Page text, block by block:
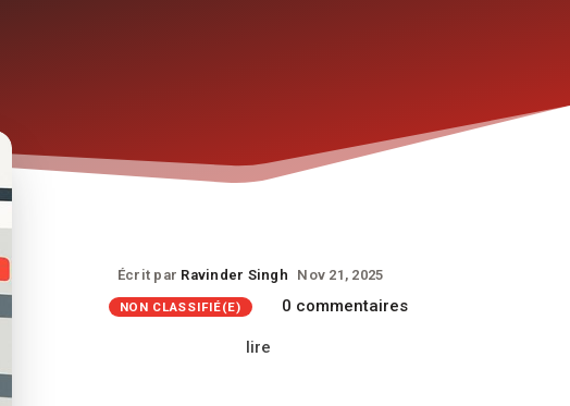
Écrit par Ravinder Singh Nov 21, 2025
NON CLASSIFIÉ(E) 0 commentaires
lire